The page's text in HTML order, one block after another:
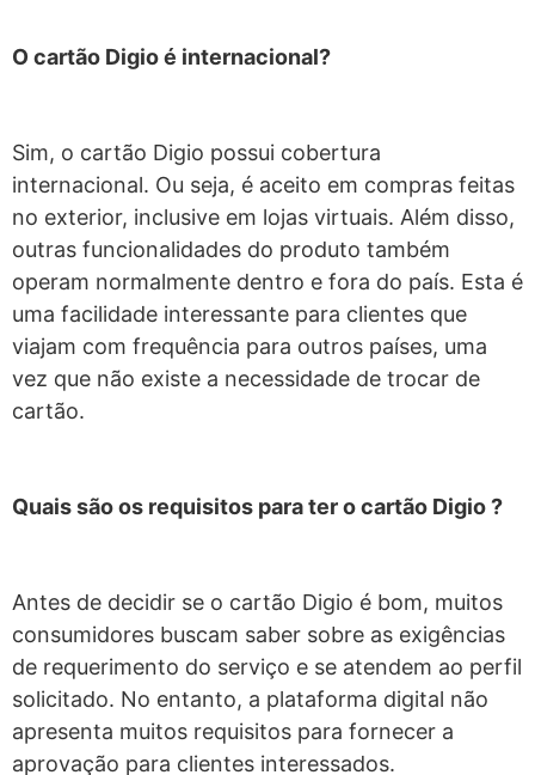
O cartão Digio é internacional?
Sim, o cartão Digio possui cobertura
internacional. Ou seja, é aceito em compras feitas
no exterior, inclusive em lojas virtuais. Além disso,
outras funcionalidades do produto também
operam normalmente dentro e fora do país. Esta é
uma facilidade interessante para clientes que
viajam com frequência para outros países, uma
vez que não existe a necessidade de trocar de
cartão.
Quais são os requisitos para ter o cartão Digio ?
Antes de decidir se o cartão Digio é bom, muitos
consumidores buscam saber sobre as exigências
de requerimento do serviço e se atendem ao perfil
solicitado. No entanto, a plataforma digital não
apresenta muitos requisitos para fornecer a
aprovação para clientes interessados.